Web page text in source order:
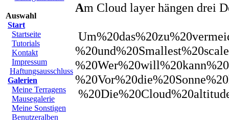
Auswahl
Start
Startseite
Tutorials
Kontakt
Impressum
Haftungsausschluss
Galerien
Meine Terragens
Mausegalerie
Meine Sonstigen
Benutzeralben
Am Cloud layer hängen drei
%20
%20
%20